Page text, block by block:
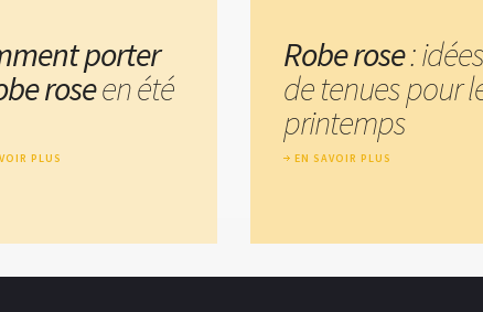
porter
roseen été
PLUS
Robe rose: idées
de tenues pour
printemps
EN SAVOIR PLUS